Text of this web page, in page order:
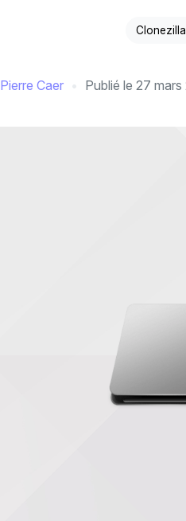
Clonezilla
Pierre Caer Publié le 27 mars